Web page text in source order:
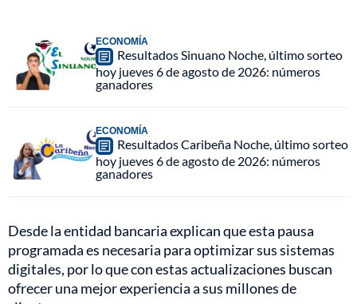
ECONOMÍA
Resultados Sinuano Noche, último sorteo
hoy jueves 6 de agosto de 2026: números
ganadores
ECONOMÍA
Resultados Caribeña Noche, último sorteo
hoy jueves 6 de agosto de 2026: números
ganadores
Desde la entidad bancaria explican que esta pausa
programada es necesaria para optimizar sus sistemas
digitales, por lo que con estas actualizaciones buscan
ofrecer una mejor experiencia a sus millones de